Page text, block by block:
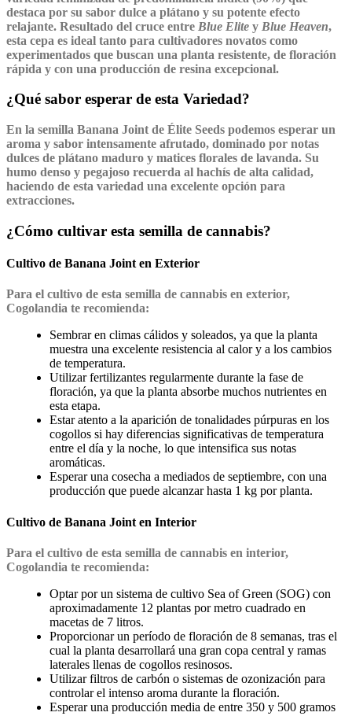
destaca por su sabor dulce a plátano y su potente efecto
relajante. Resultado del cruce entre Blue Elite y Blue Heaven,
esta cepa es ideal tanto para cultivadores novatos como
experimentados que buscan una planta resistente, de floración
rápida y con una producción de resina excepcional.
¿Qué sabor esperar de esta Variedad?
En la semilla Banana Joint de Élite Seeds podemos esperar un
aroma y sabor intensamente afrutado, dominado por notas
dulces de plátano maduro y matices florales de lavanda. Su
humo denso y pegajoso recuerda al hachís de alta calidad,
haciendo de esta variedad una excelente opción para
extracciones.
¿Cómo cultivar esta semilla de cannabis?
Cultivo de Banana Joint en Exterior
Para el cultivo de esta semilla de cannabis en exterior,
Cogolandia te recomienda:
Sembrar en climas cálidos y soleados, ya que la planta
muestra una excelente resistencia al calor y a los cambios
de temperatura.
Utilizar fertilizantes regularmente durante la fase de
floración, ya que la planta absorbe muchos nutrientes en
esta etapa.
Estar atento a la aparición de tonalidades púrpuras en los
cogollos si hay diferencias significativas de temperatura
entre el día y la noche, lo que intensifica sus notas
aromáticas.
Esperar una cosecha a mediados de septiembre, con una
producción que puede alcanzar hasta 1 kg por planta.
Cultivo de Banana Joint en Interior
Para el cultivo de esta semilla de cannabis en interior,
Cogolandia te recomienda:
Optar por un sistema de cultivo Sea of Green (SOG) con
aproximadamente 12 plantas por metro cuadrado en
macetas de 7 litros.
Proporcionar un período de floración de 8 semanas, tras el
cual la planta desarrollará una gran copa central y ramas
laterales llenas de cogollos resinosos.
Utilizar filtros de carbón o sistemas de ozonización para
controlar el intenso aroma durante la floración.
Esperar una producción media de entre 350 y 500 gramos